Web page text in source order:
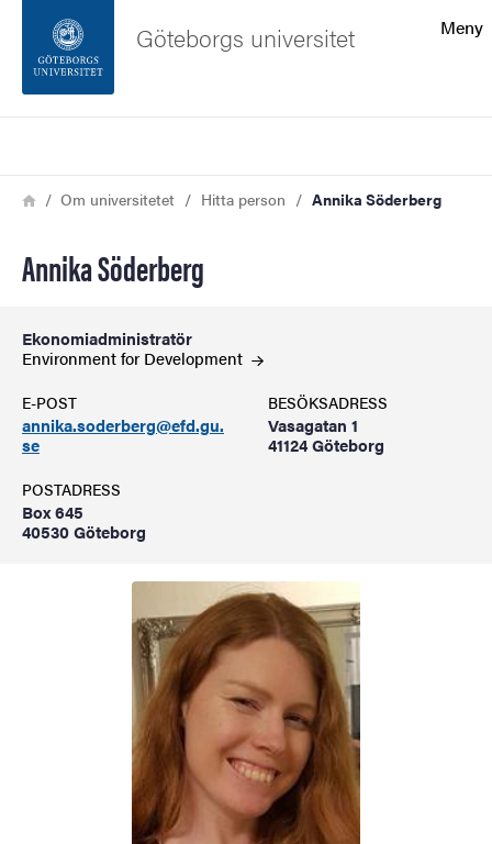
Sidfoten
Meny
Göteborgs universitet
Länkstig
HemOm universitetet Hitta person Annika Söderberg
Annika Söderberg
Ekonomiadministratör
Environment forDevelopment
E-POST
annika.soderberg@efd.gu.
se
BESÖKSADRESS
Vasagatan 1
41124 Göteborg
POSTADRESS
Box 645
40530 Göteborg